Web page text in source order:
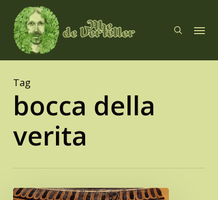
main
content
Menu
Tag
bocca della
verita
Chaos